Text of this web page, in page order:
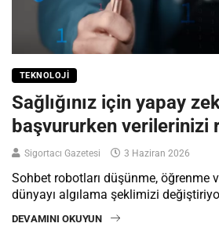
TEKNOLOJI
Sağlığınız için yapay
başvururken verilerinizi
Sigortacı Gazetesi 3 Haziran 2026
Sohbet robotları düşünme, öğrenme
dünyayı algılama şeklimizi
DEVAMINI OKUYUN